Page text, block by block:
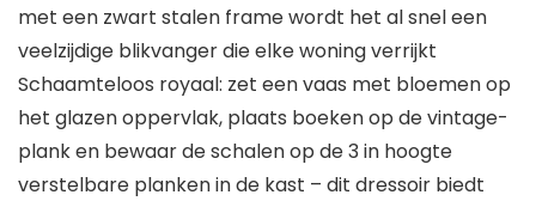
met een zwart stalen frame wordt het al snel een
veelzijdige blikvanger die elke woning verrijkt
Schaamteloos royaal: zet een vaas met bloemen op
het glazen oppervlak, plaats boeken op de vintage-
plank en bewaar de schalen op de 3 in hoogte
verstelbare planken in de kast – dit dressoir biedt